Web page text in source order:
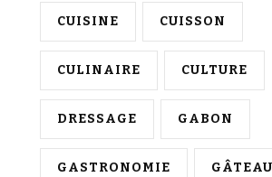
CUISINE CUISSON
CULINAIRE CULTURE
DRESSAGE GABON
GASTRONOMIE